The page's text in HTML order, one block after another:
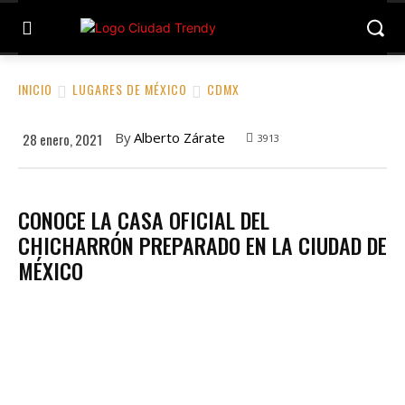
INICIO LUGARES DE MÉXICO CDMX
28 enero, 2021 ByAlberto Zárate 3913
CONOCE LA CASA OFICIAL DEL
CHICHARRÓN PREPARADO EN LA CIUDAD DE
MÉXICO